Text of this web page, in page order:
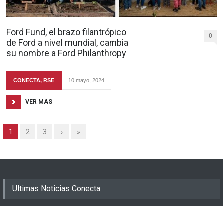
Ford Fund, el brazo filantrópico
de Ford a nivel mundial, cambia
su nombre a Ford Philanthropy
0
CONECTA,RSE 10 mayo, 2024
VER MAS
1 2 3 › »
Ultimas Noticias Conecta